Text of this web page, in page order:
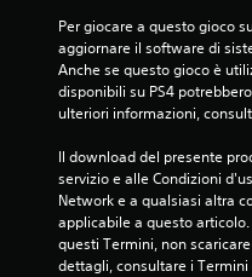
Per giocare a questo gioco
aggiornare il software di
Anche se questo gioco è
disponibili su PS4
ulteriori informazioni,
Il download del presente
servizio e alle Condizioni
Network e a qualsiasi altra
applicabile a questo
questi Termini, non
dettagli, consultare i Termini